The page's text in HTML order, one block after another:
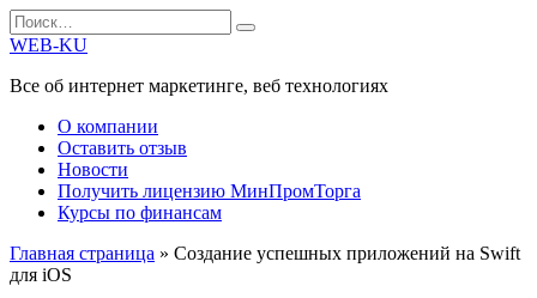
Перейти
к
Search
for:
WEB-KU
Все об интернет маркетинге, веб технологиях
О компании
Оставить отзыв
Новости
Получить лицензию МинПромТорга
Курсы по финансам
Главная страница » Создание успешных приложений на Swift
для iOS